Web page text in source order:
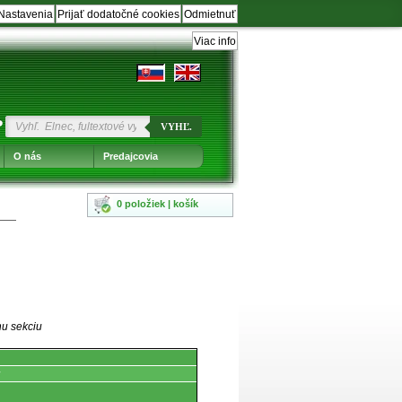
Odmietnuť
Prijať dodatočné cookies
Nastavenia
Viac info
VYHĽ.
O nás Predajcovia
0 položiek | košík
sekciu